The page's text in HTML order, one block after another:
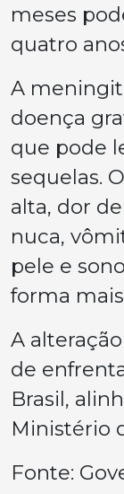
meses
quatro
A
doença
que pode
sequelas.
alta, dor
nuca,
pele e
forma
A
de
Brasil,
Ministério
Fonte: